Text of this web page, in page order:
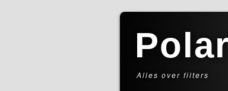
Alles over filters